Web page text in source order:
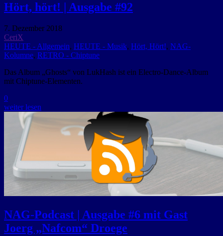
Hört, hört! | Ausgabe #92
7. Dezember 2018
CeriX
HEUTE - Allgemein, HEUTE - Musik, Hört, Hört!, NAG-
Kolumne, RETRO - Chiptune
Das Album „Ghosts“ von LukHash ist ein Electro-Dance-Album
mit Chiptune-Elementen.
0
weiter lesen
NAG-Podcast | Ausgabe #6 mit Gast
Joerg „Nafcom“ Droege